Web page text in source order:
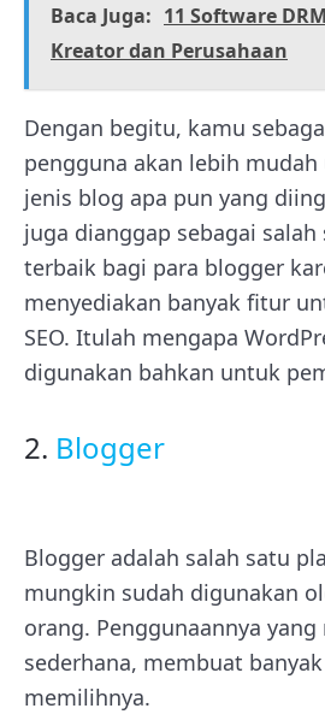
Baca Juga: 11 Software
Kreator dan Perusahaan
Dengan begitu, kamu
pengguna akan lebih
jenis blog apa pun yang
juga dianggap sebagai
terbaik bagi para blogger
menyediakan banyak fitur
SEO. Itulah mengapa
digunakan bahkan untuk
2. Blogger
Blogger adalah salah satu
mungkin sudah digunakan
orang. Penggunaannya
sederhana, membuat
memilihnya.